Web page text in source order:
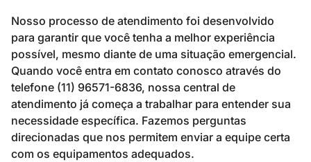
Nosso processo de atendimento foi desenvolvido
para garantir que você tenha a melhor experiência
possível, mesmo diante de uma situação emergencial.
Quando você entra em contato conosco através do
telefone (11) 96571-6836, nossa central de
atendimento já começa a trabalhar para entender sua
necessidade específica. Fazemos perguntas
direcionadas que nos permitem enviar a equipe certa
com os equipamentos adequados.